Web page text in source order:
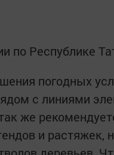
по Республике
погодных
с линиями
же
и растяжек,